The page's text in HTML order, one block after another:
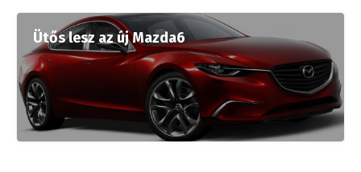
Ütős lesz az új Mazda6